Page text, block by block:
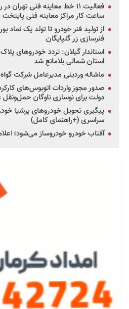
فعالیت ۱۱ خط معاینه فنی
ساعت کار مراکز معاینه فنی پایتخت
از تولید فنر خودرو تا تولد یک
فنرسازی زر گلپایگان
استان شمالی بلامانع شد
ماشاله وردینی مدیرعامل شرکت
دولت برای نوسازی ناوگان
پیگیری تحویل خودروهای پرشیا
سراسری (+راهنمای کامل)
آفتاب خودرو خودروساز می‌شود؛